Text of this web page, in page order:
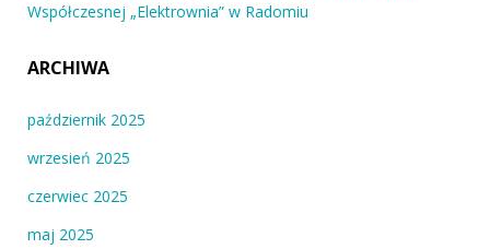
Współczesnej „Elektrownia” w Radomiu
ARCHIWA
październik 2025
wrzesień 2025
czerwiec 2025
maj 2025